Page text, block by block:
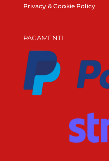
Privacy & Cookie Policy
PAGAMENTI